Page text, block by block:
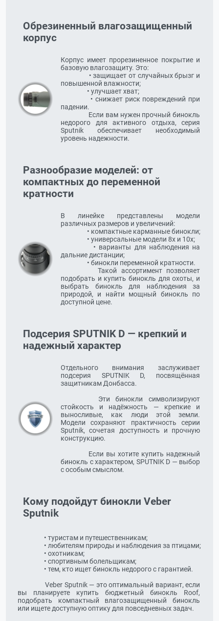
Обрезиненный влагозащищенный
корпус
Корпус имеет прорезиненное покрытие и
базовую влагозащиту. Это:
повышенной влажности;
падении.
недорого для активного отдыха, серия
Sputnik обеспечивает необходимый
уровень надежности.
Разнообразие моделей: от
компактных до переменной
кратности
В линейке представлены модели
различных размеров и увеличений:
дальние дистанции;
подобрать и купить бинокль для охоты, и
выбрать бинокль для наблюдения за
природой, и найти мощный бинокль по
доступной цене.
Подсерия SPUTNIK D — крепкий и
надежный характер
Отдельного внимания заслуживает
подсерия SPUTNIK D, посвящённая
защитникам Донбасса.
стойкость и надёжность — крепкие и
выносливые, как люди этой земли.
Модели сохраняют практичность серии
Sputnik, сочетая доступность и прочную
конструкцию.
бинокль с характером, SPUTNIK D — выбор
с особым смыслом.
Кому подойдут бинокли Veber
Sputnik
вы планируете купить бюджетный бинокль Roof,
подобрать компактный влагозащищенный бинокль
или ищете доступную оптику для повседневных задач.